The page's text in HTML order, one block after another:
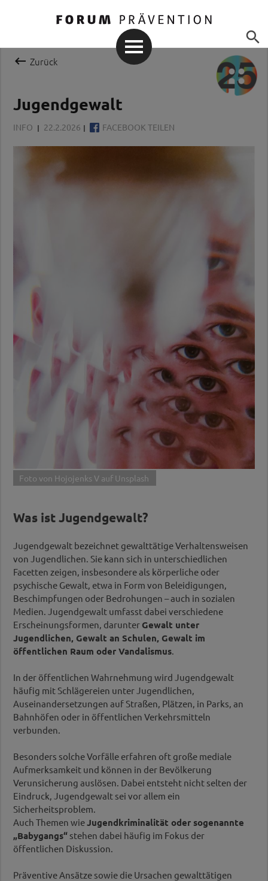

 Zurück
Jugendgewalt
INFO 22.2.2026 FACEBOOK TEILEN
Foto von Hojojenks V auf Unsplash
Was ist Jugendgewalt?
Jugendgewalt bezeichnet gewalttätige Verhaltensweisen
von Jugendlichen. Sie kann sich in unterschiedlichen
Facetten zeigen, insbesondere als körperliche oder
psychische Gewalt, etwa in Form von Beleidigungen,
Beschimpfungen oder Bedrohungen – auch in sozialen
Medien. Jugendgewalt umfasst dabei verschiedene
Erscheinungsformen, darunter Gewalt unter
Jugendlichen, Gewalt an Schulen, Gewalt im
öffentlichen Raum oder Vandalismus
In der öffentlichen Wahrnehmung wird Jugendgewalt
häufig mit Schlägereien unter Jugendlichen,
Auseinandersetzungen auf Straßen, Plätzen, in Parks, an
Bahnhöfen oder in öffentlichen Verkehrsmitteln
verbunden.
Besonders solche Vorfälle erfahren oft große mediale
Aufmerksamkeit und können in der Bevölkerung
Verunsicherung auslösen. Dabei entsteht nicht selten der
Eindruck, Jugendgewalt sei vor allem ein
Sicherheitsproblem.
Auch Themen wieJugendkriminalität oder sogenannte
„Babygangs“ stehen dabei häufig im Fokus der
öffentlichen Diskussion.
Präventive Ansätze sowie die Ursachen gewalttätigen